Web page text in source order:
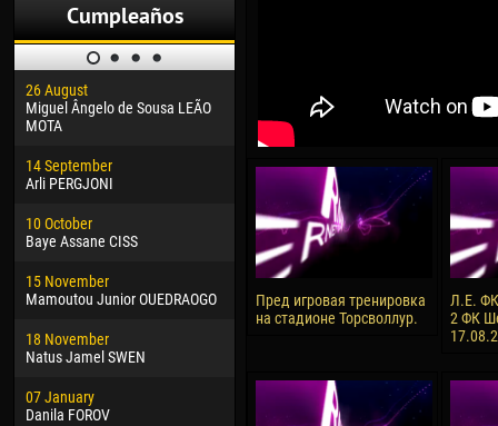
Cumpleaños
26 August
Miguel Ângelo de Sousa LEÃO
MOTA
14 September
Arli PERGJONI
10 October
Baye Assane CISS
15 November
Mamoutou Junior OUEDRAOGO
18 November
Natus Jamel SWEN
07 January
Danila FOROV
Dhoraso Moreo KLAS
24 February
Vladislav COSTIN
Veaceslav COZMA
09 March
Emmanuel AFETSE
20 March
22 March
Samba KONÉ
24
28
10
Пред игровая тренировка
на стадионе Торсволлур.
Л.Е.
2 ФК